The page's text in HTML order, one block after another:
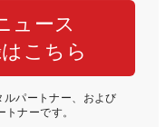
ュース
こちら
パートナー、および
ナーです。